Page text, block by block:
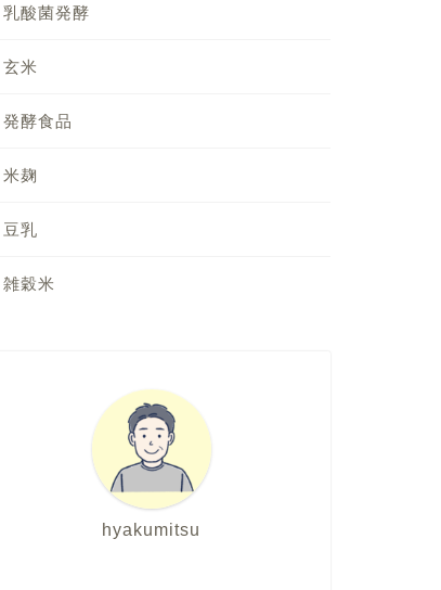
乳酸菌発酵
玄米
発酵食品
米麹
豆乳
雑穀米
hyakumitsu